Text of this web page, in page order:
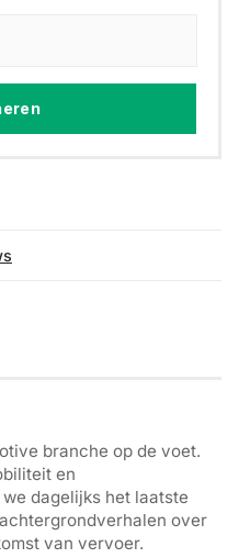
branche op de voet.
en
dagelijks het laatste
over
van vervoer.